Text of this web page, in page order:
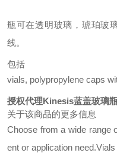
瓶可在透明玻璃，琥珀玻
线。
包括
vials, polypropylene caps
授权代理Kinesis蓝盖玻璃
关于该商品的更多信息
Choose from a wide range
ent or application need.